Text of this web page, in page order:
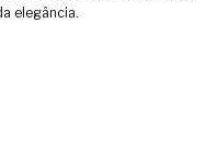
elegância.